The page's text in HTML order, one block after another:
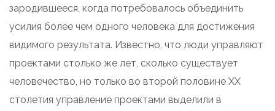
зародившееся, когда потребовалось объединить
усилия более чем одного человека для достижения
видимого результата. Известно, что люди управляют
проектами столько же лет, сколько существует
человечество, но только во второй половине XX
столетия управление проектами выделили в